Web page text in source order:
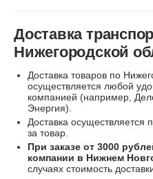
Доставка
Нижегородской
Доставка товаров по
осуществляется любой
компанией (например,
Энергия).
Доставка осуществляется
за товар.
При заказе от 3000
компании в Нижнем
случаях стоимость